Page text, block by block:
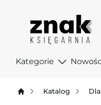
Kategorie
Katalog